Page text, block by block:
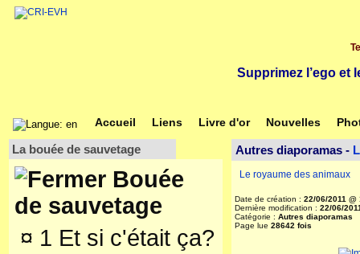
Supprimez l’ego et
Accueil Liens Livre d'or Nouvelles
La bouée de sauvetage
Bouée
de sauvetage
¤ 1 Et si c'était ça?
Autres diaporamas -
Le royaume des animaux
Date de création : 22/06/2011 @
Dernière modification : 22/06/
Catégorie : Autres diaporamas
Page lue 28642 fois